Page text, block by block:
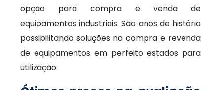
opção para compra e venda de
equipamentos industriais. São anos de história
possibilitando soluções na compra e revenda
de equipamentos em perfeito estados para
utilização.